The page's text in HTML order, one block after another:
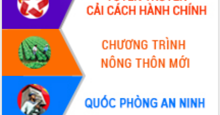
Xây dựng nông thôn mới: Nâng cao đời
sống người dân từ những mô hình thiết
Quyết liệt tháo gỡ vướng mắc, đẩy
nhanh tiến độ các dự án trọng điểm
trong Khu kinh tế Nam Phú Yên
Hòn Yến phát triển du lịch gắn với bảo
tồn biển
Lấy ý kiến điều chỉnh Quy hoạch tỉnh
Đắk Lắk thời kỳ 2021-2030, tầm nhìn
đến năm 2050